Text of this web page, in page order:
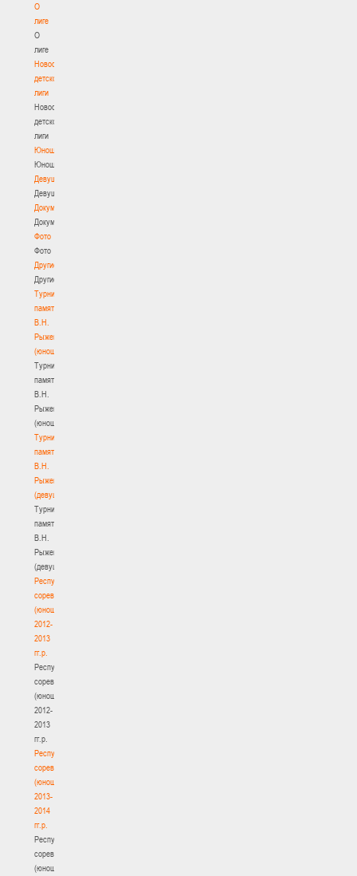
О
лиге
О
лиге
Новости
детской
лиги
Новости
детской
лиги
Юноши
Юноши
Девушки
Девушки
Документы
Документы
Фото
Фото
Другие
Другие
Турнир
памяти
В.Н.
Рыженкова
(юноши)
Турнир
памяти
В.Н.
Рыженкова
(юноши)
Турнир
памяти
В.Н.
Рыженкова
(девушки)
Турнир
памяти
В.Н.
Рыженкова
(девушки)
Республиканские
соревнования
(юноши)
2012-
2013
гг.р.
Республиканские
соревнования
(юноши)
2012-
2013
гг.р.
Республиканские
соревнования
(юноши)
2013-
2014
гг.р.
Республиканские
соревнования
(юноши)